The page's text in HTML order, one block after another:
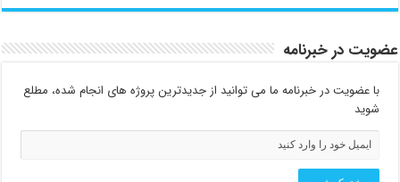
عضویت در خبرنامه
با عضویت در خبرنامه ما می توانید از جدیدترین پروژه های انجام شده، مطلع
شوید